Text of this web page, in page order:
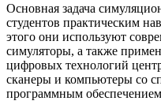
Основная задача
студентов практическим
этого они используют
симуляторы, а также
цифровых технологий
сканеры и компьютеры со
программным